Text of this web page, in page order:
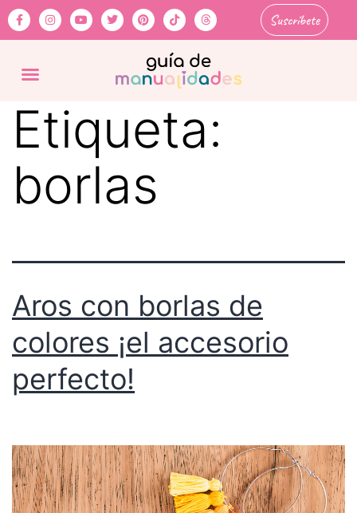
Suscríbete
Etiqueta:
borlas
Aros con borlas de
colores ¡el accesorio
perfecto!